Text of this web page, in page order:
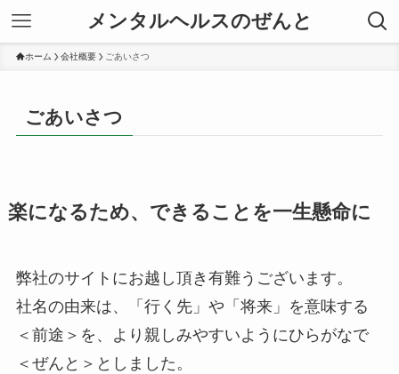
メンタルヘルスのぜんと
ホーム 会社概要 ごあいさつ
ごあいさつ
楽になるため、できることを一生懸命に
弊社のサイトにお越し頂き有難うございます。
社名の由来は、「行く先」や「将来」を意味する
＜前途＞を、より親しみやすいようにひらがなで
＜ぜんと＞としました。